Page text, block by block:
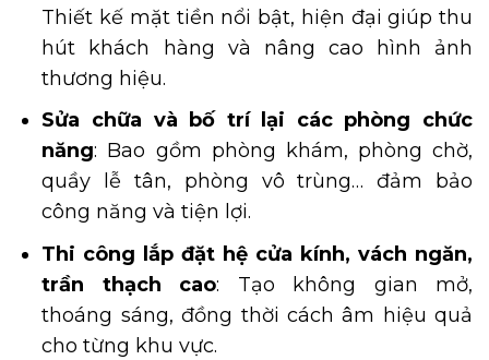
Thiết kế mặt tiền nổi bật, hiện đại giúp thu
hút khách hàng và nâng cao hình ảnh
thương hiệu.
Sửa chữa và bố trí lại các phòng chức
năng: Bao gồm phòng khám, phòng chờ,
quầy lễ tân, phòng vô trùng… đảm bảo
công năng và tiện lợi.
Thi công lắp đặt hệ cửa kính, vách ngăn,
trần thạch cao: Tạo không gian mở,
thoáng sáng, đồng thời cách âm hiệu quả
cho từng khu vực.